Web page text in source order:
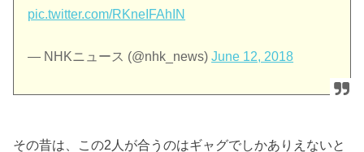
pic.twitter.com/RKneIFAhIN
— NHKニュース (@nhk_news)June 12, 2018
その昔は、この2人が合うのはギャグでしかありえないと